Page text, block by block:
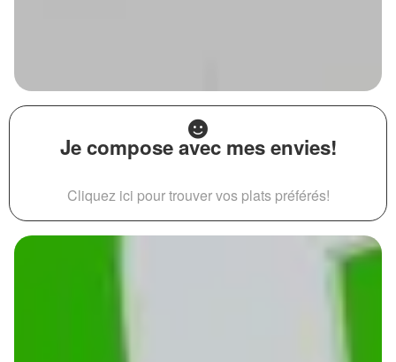
Je compose avec mes envies!
Cliquez ici pour trouver vos plats préférés!